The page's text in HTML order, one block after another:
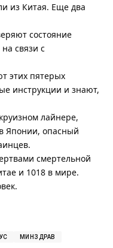
из Китая. Еще два
состояние
связи с
этих пятерых
инструкции и знают,
лайнере,
Японии, опасный
.
смертельной
и 1018 в мире.
МИНЗДРАВ